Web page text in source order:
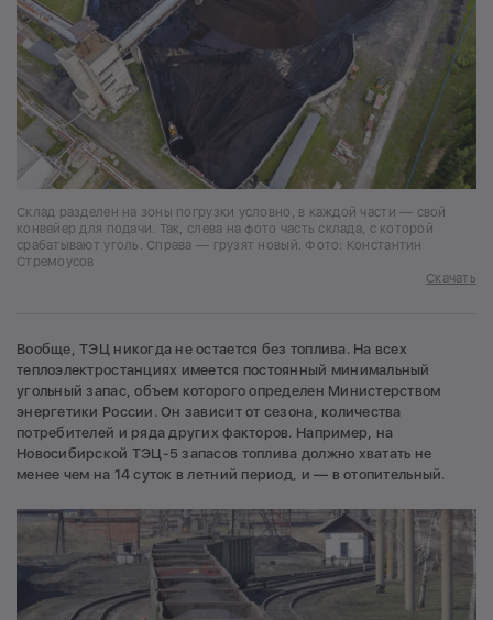
Склад разделен на зоны погрузки условно, в каждой части — свой
конвейер для подачи. Так, слева на фото часть склада, с которой
срабатывают уголь. Справа — грузят новый. Фото: Константин
Стремоусов
Скачать
Вообще, ТЭЦ никогда не остается без топлива. На всех
теплоэлектростанциях имеется постоянный минимальный
угольный запас, объем которого определен Министерством
энергетики России. Он зависит от сезона, количества
потребителей и ряда других факторов. Например, на
Новосибирской ТЭЦ-5 запасов топлива должно хватать не
менее чем на 14 суток в летний период, и — в отопительный.